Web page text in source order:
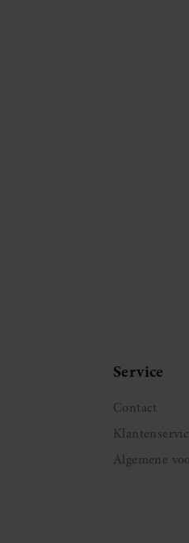
Service
Contact
Algemene